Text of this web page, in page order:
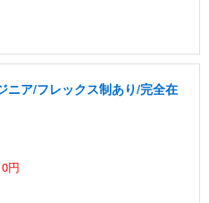
チェア デスクチェア 肘なし メ
高さ84～96cm テレワーク 在宅
280Hz/FHD】GRAPHT THE S
輝点保証 | 日本メーカー)
ペットシーツ 超厚型 お徳用 レギ
ニア/フレックス制あり/完全在
円